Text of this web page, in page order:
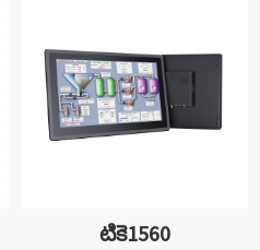
టికె1560